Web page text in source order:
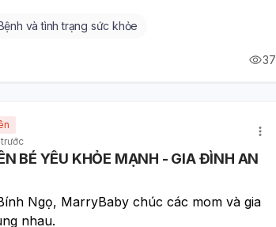
và tình trạng sức khỏe
37
BÉ YÊU KHỎE MẠNH - GIA ĐÌNH AN
Ngọ, MarryBaby chúc các mom và gia
nhau.